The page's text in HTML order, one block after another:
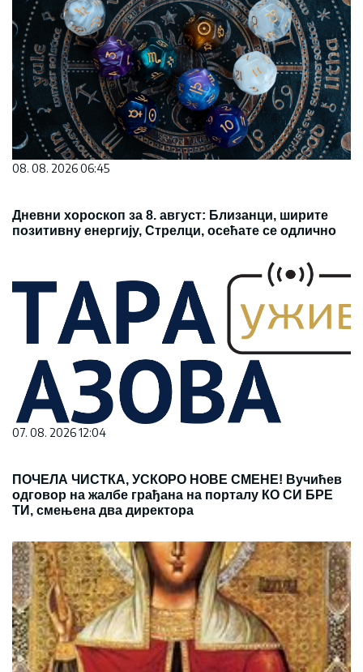
08. 08. 2026 06:45
Дневни хороскоп за 8. август: Близанци, ширите
позитивну енергију, Стрелци, осећате се одлично
07. 08. 2026 12:04
ПОЧЕЛА ЧИСТКА, УСКОРО НОВЕ СМЕНЕ! Вучићев
одговор на жалбе грађана на порталу КО СИ БРЕ
ТИ, смењена два директора